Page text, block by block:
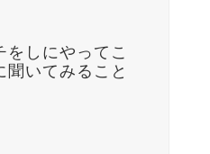
しにやってこ
いてみること